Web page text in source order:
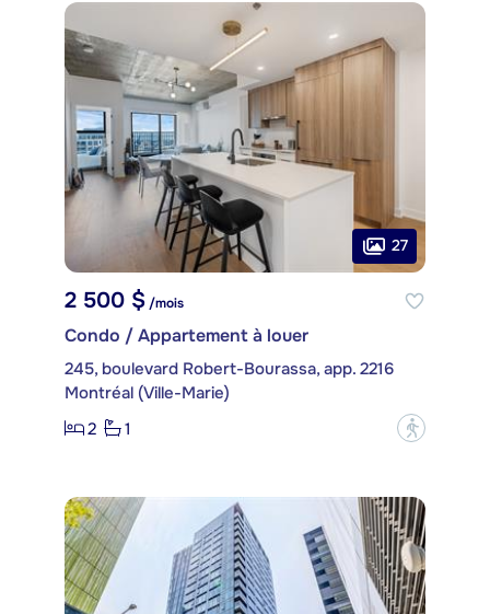
27
2 500 $/mois
Condo / Appartement à louer
245, boulevard Robert-Bourassa, app. 2216
Montréal (Ville-Marie)
2
1 ?